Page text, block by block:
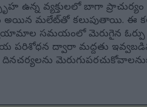
ఉన్న వ్యక్తులలో బాగా ప్రాచుర్యం
అయిన మలేట్‌తో కలుపుతాయి.
సమయంలో మెరుగైన
ద్వారా మద్దతు ఇవ్వబడిన